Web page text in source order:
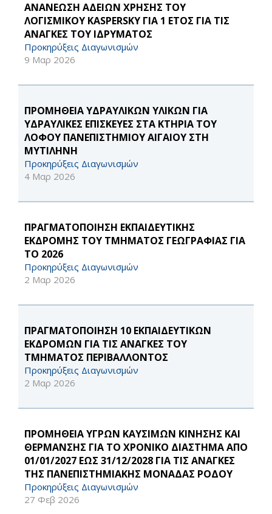
ΑΝΑΝΕΩΣΗ ΑΔΕΙΩΝ ΧΡΗΣΗΣ ΤΟΥ
ΛΟΓΙΣΜΙΚΟΥ KASPERSKY ΓΙΑ 1 ΕΤΟΣ ΓΙΑ ΤΙΣ
ΑΝΑΓΚΕΣ ΤΟΥ ΙΔΡΥΜΑΤΟΣ
Προκηρύξεις Διαγωνισμών
9 Μαρ 2026
ΠΡΟΜΗΘΕΙΑ ΥΔΡΑΥΛΙΚΩΝ ΥΛΙΚΩΝ ΓΙΑ
ΥΔΡΑΥΛΙΚΕΣ ΕΠΙΣΚΕΥΕΣ ΣΤΑ ΚΤΗΡΙΑ ΤΟΥ
ΛΟΦΟΥ ΠΑΝΕΠΙΣΤΗΜΙΟΥ ΑΙΓΑΙΟΥ ΣΤΗ
ΜΥΤΙΛΗΝΗ
Προκηρύξεις Διαγωνισμών
4 Μαρ 2026
ΠΡΑΓΜΑΤΟΠΟΙΗΣΗ ΕΚΠΑΙΔΕΥΤΙΚΗΣ
ΕΚΔΡΟΜΗΣ ΤΟΥ ΤΜΗΜΑΤΟΣ ΓΕΩΓΡΑΦΙΑΣ ΓΙΑ
ΤΟ 2026
Προκηρύξεις Διαγωνισμών
2 Μαρ 2026
ΠΡΑΓΜΑΤΟΠΟΙΗΣΗ 10 ΕΚΠΑΙΔΕΥΤΙΚΩΝ
ΕΚΔΡΟΜΩΝ ΓΙΑ ΤΙΣ ΑΝΑΓΚΕΣ ΤΟΥ
ΤΜΗΜΑΤΟΣ ΠΕΡΙΒΑΛΛΟΝΤΟΣ
Προκηρύξεις Διαγωνισμών
2 Μαρ 2026
ΠΡΟΜΗΘΕΙΑ ΥΓΡΩΝ ΚΑΥΣΙΜΩΝ ΚΙΝΗΣΗΣ ΚΑΙ
ΘΕΡΜΑΝΣΗΣ ΓΙΑ ΤΟ ΧΡΟΝΙΚΟ ΔΙΑΣΤΗΜΑ ΑΠΟ
01/01/2027 ΕΩΣ 31/12/2028 ΓΙΑ ΤΙΣ ΑΝΑΓΚΕΣ
ΤΗΣ ΠΑΝΕΠΙΣΤΗΜΙΑΚΗΣ ΜΟΝΑΔΑΣ ΡΟΔΟΥ
Προκηρύξεις Διαγωνισμών
27 Φεβ 2026